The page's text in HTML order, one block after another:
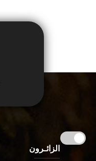
الزائـرون